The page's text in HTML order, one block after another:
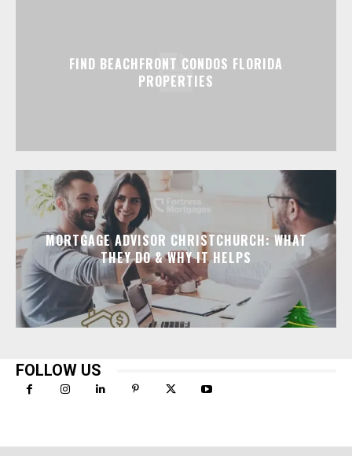
FIND BEACHFRONT CONDOS FLORIDA
PROPERTIES
MORTGAGE ADVISOR CHRISTCHURCH: WHAT
THEY DO & WHY IT HELPS
FOLLOW US